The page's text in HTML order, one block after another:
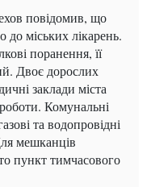
повідомив, що
до міських лікарень.
поранення, її
Двоє дорослих
заклади міста
Комунальні
та водопровідні
мешканців
пункт тимчасового